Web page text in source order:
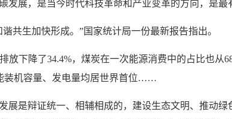
展，是当今时代科技革命和产业变革的方向，是最
生加快形成。”国家统计局一份最新报告指出。
下降了34.4%，煤炭在一次能源消费中的占比也从
装机容量、发电量均居世界首位……
是辩证统一、相辅相成的，建设生态文明、推动绿